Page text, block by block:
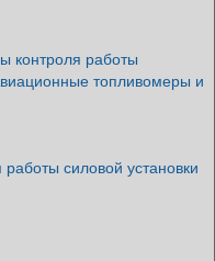
контроля работы
топливомеры и
силовой установки